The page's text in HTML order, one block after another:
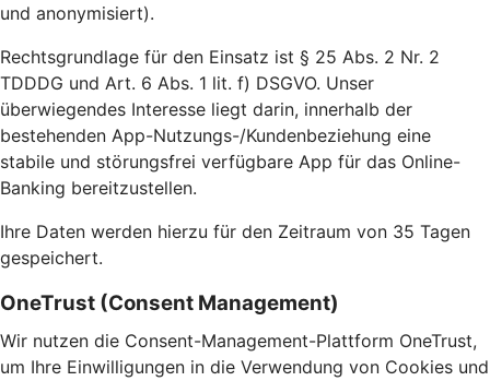
und anonymisiert).
Rechtsgrundlage für den Einsatz ist § 25 Abs. 2 Nr. 2
TDDDG und Art. 6 Abs. 1 lit. f) DSGVO. Unser
überwiegendes Interesse liegt darin, innerhalb der
bestehenden App-Nutzungs-/Kundenbeziehung eine
stabile und störungsfrei verfügbare App für das Online-
Banking bereitzustellen.
Ihre Daten werden hierzu für den Zeitraum von 35 Tagen
gespeichert.
OneTrust (Consent Management)
Wir nutzen die Consent-Management-Plattform OneTrust,
um Ihre Einwilligungen in die Verwendung von Cookies und